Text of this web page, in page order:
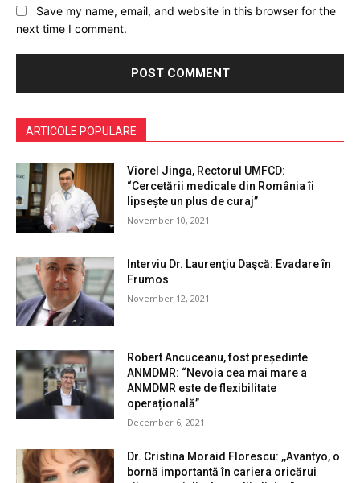
Save my name, email, and website in this browser for the
next time I comment.
ARTICOLE POPULARE
Viorel Jinga, Rectorul UMFCD:
“Cercetării medicale din România îi
lipsește un plus de curaj”
November 10, 2021
Interviu Dr. Laurenţiu Daşcă: Evadare în
Frumos
November 12, 2021
Robert Ancuceanu, fost președinte
ANMDMR: “Nevoia cea mai mare a
ANMDMR este de flexibilitate
operațională”
December 6, 2021
Dr. Cristina Moraid Florescu: ,,Avantyo, o
bornă importantă în cariera oricărui